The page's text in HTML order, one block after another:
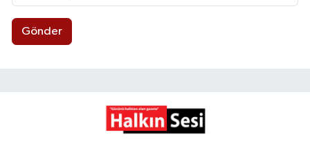
Gönder